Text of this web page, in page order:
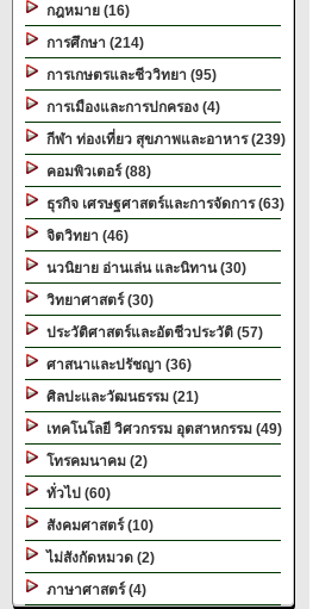
กฎหมาย (16)
การศึกษา (214)
การเกษตรและชีววิทยา (95)
การเมืองและการปกครอง (4)
กีฬา ท่องเที่ยว สุขภาพและอาหาร (239)
คอมพิวเตอร์ (88)
ธุรกิจ เศรษฐศาสตร์และการจัดการ (63)
จิตวิทยา (46)
นวนิยาย อ่านเล่น และนิทาน (30)
วิทยาศาสตร์ (30)
ประวัติศาสตร์และอัตชีวประวัติ (57)
ศาสนาและปรัชญา (36)
ศิลปะและวัฒนธรรม (21)
เทคโนโลยี วิศวกรรม อุตสาหกรรม (49)
โทรคมนาคม (2)
ทั่วไป (60)
สังคมศาสตร์ (10)
ไม่สังกัดหมวด (2)
ภาษาศาสตร์ (4)